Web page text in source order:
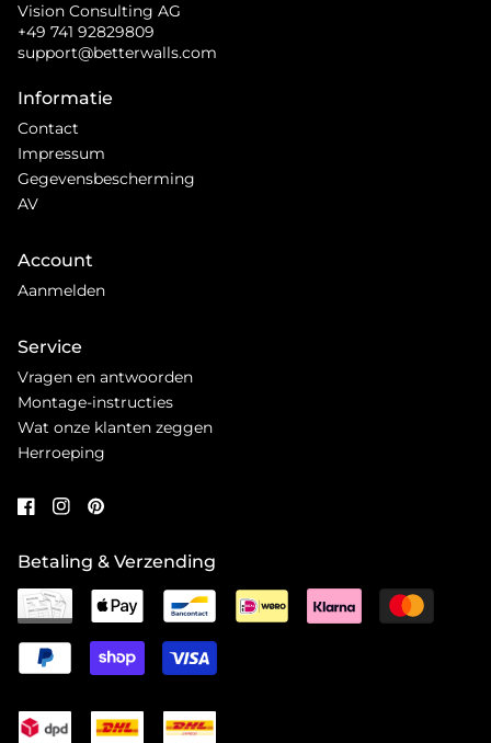
Vision Consulting AG
+49 741 92829809
support@betterwalls.com
Informatie
Contact
Impressum
Gegevensbescherming
AV
Account
Aanmelden
Service
Vragen en antwoorden
Montage-instructies
Wat onze klanten zeggen
Herroeping
Betaling & Verzending